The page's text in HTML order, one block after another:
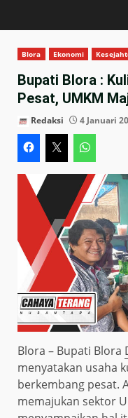
Blora Ekonomi
Bupati Blora :
Pesat, UMKM
Redaksi 4 Januari
Blora – Bupati Blora
menyatakan usaha
berkembang pesat.
memajukan sektor